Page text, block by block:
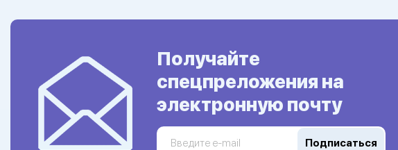
Получайте
спецпреложения на
электронную почту
Подписаться